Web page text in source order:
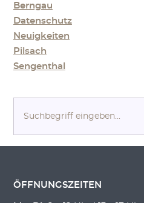
Berngau
Datenschutz
Neuigkeiten
Pilsach
Sengenthal
ÖFFNUNGSZEITEN